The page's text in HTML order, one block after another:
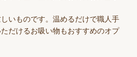
いものです。温めるだけで職人手
だけるお吸い物もおすすめのオプ